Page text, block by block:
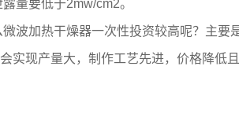
量要低于2mw/cm2。
加热干燥器一次性投资较高呢？主要
现产量大，制作工艺先进，价格降低